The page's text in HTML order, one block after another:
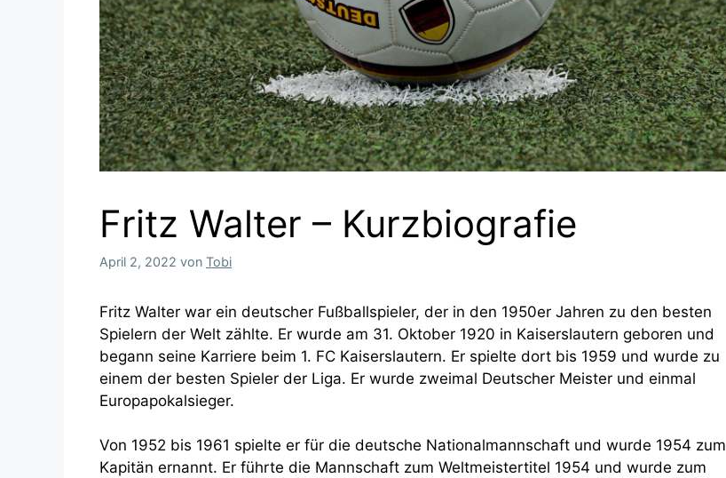
Fritz Walter – Kurzbiografie
April 2, 2022 von Tobi
Fritz Walter war ein deutscher Fußballspieler, der in den 1950er Jahren zu den besten
Spielern der Welt zählte. Er wurde am 31. Oktober 1920 in Kaiserslautern geboren und
begann seine Karriere beim 1. FC Kaiserslautern. Er spielte dort bis 1959 und wurde zu
einem der besten Spieler der Liga. Er wurde zweimal Deutscher Meister und einmal
Europapokalsieger.
Von 1952 bis 1961 spielte er für die deutsche Nationalmannschaft und wurde 1954 zum
Kapitän ernannt. Er führte die Mannschaft zum Weltmeistertitel 1954 und wurde zum